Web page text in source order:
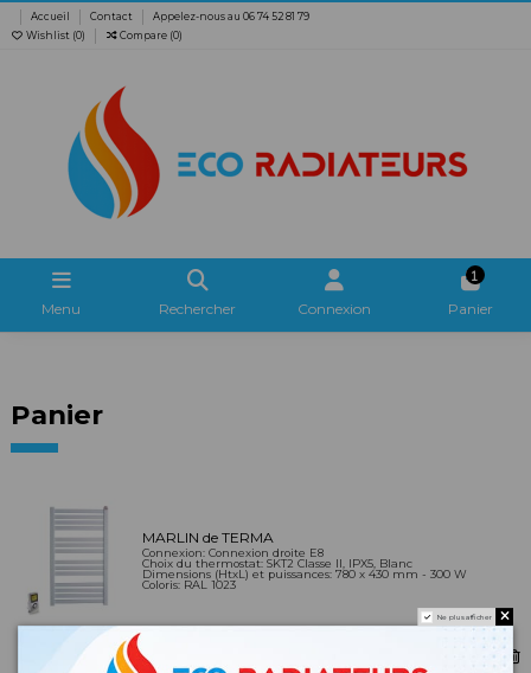
Accueil Contact
Appelez-nous au 06 74 52 81 79
Wishlist (0) Compare (0)
Menu Rechercher Connexion
1
Panier
Panier
MARLIN de TERMA
Connexion: Connexion droite E8
Choix du thermostat: SKT2 Classe II, IPX5, Blanc
Dimensions (HtxL) et puissances: 780 x 430 mm - 300 W
Coloris: RAL 1023
Ne plus afficher